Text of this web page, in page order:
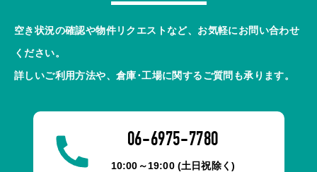
空き状況の確認や物件リクエストなど、お気軽にお問い合わせ
ください。
詳しいご利用方法や、倉庫･工場に関するご質問も承ります。
06-6975-7780
10:00～19:00 (土日祝除く)